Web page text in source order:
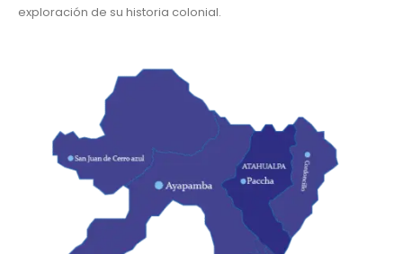
exploración de su historia colonial.